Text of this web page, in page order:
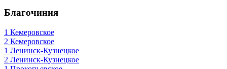
Благочиния
1 Кемеровское
2 Кемеровское
1 Ленинск-Кузнецкое
2 Ленинск-Кузнецкое